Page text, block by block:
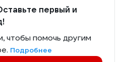
первый и
чтобы помочь другим
Подробнее